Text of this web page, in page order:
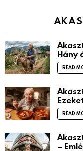
Hány
READ
READ
–